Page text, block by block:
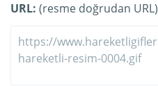
URL: (resme doğrudan URL)